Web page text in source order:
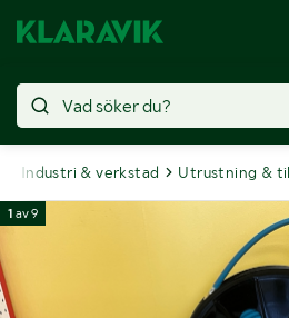
Industri & verkstad Utrustning &
1 av9